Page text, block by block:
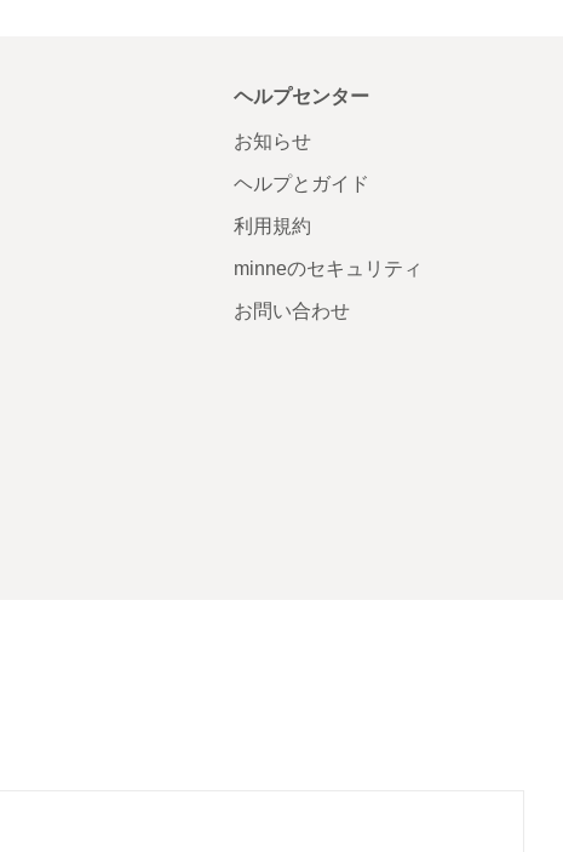
ヘルプセンター
お知らせ
ヘルプとガイド
利用規約
minneのセキュリティ
お問い合わせ